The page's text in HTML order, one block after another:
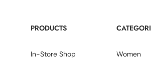
PRODUCTS
In-Store Shop Women